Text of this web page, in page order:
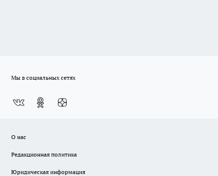
Мы в социальных сетях
О нас
Редакционная политика
Юридическая информация